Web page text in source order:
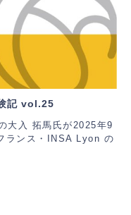
記 vol.25
大入 拓馬氏が2025年9
ランス・INSA Lyon の